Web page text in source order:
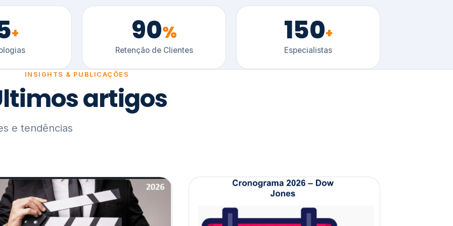
+ 90%
Retenção de Clientes
150+
Especialistas
INSIGHTS & PUBLICAÇÕES
artigos
e tendências